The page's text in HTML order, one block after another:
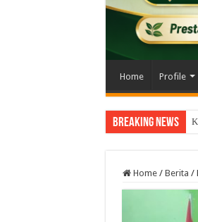
Home Profile
Breaking News
Home / Berita /